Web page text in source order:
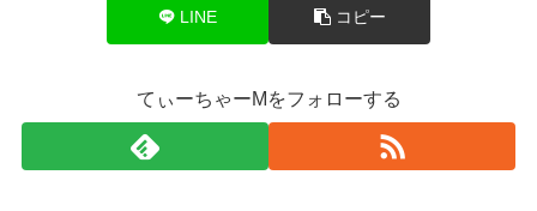
LINE コピー
てぃーちゃーMをフォローする